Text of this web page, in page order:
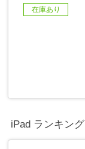
シルバー シルバー MWU
C3J/A
在庫あり
iPad ランキング